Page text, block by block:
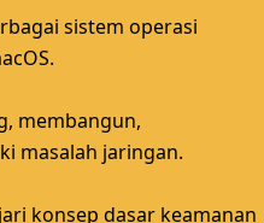
sistem operasi
membangun,
masalah jaringan.
konsep dasar keamanan